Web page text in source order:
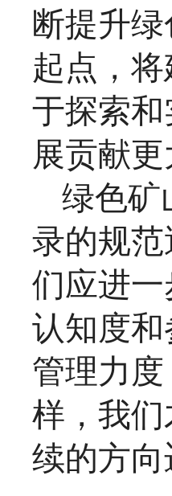
断提升
起点，
于探索
展贡献更
绿色矿
录的规
们应进
认知度
管理力
样，我
续的方向